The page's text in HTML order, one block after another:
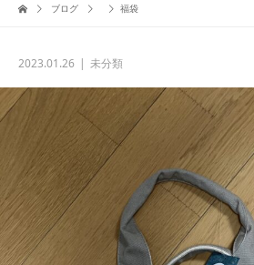
ブログ 福袋
2023.01.26 未分類